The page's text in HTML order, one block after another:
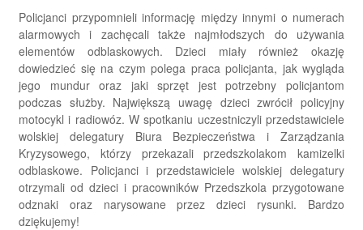
Policjanci przypomnieli informację między innymi o numerach
alarmowych i zachęcali także najmłodszych do używania
elementów odblaskowych. Dzieci miały również okazję
dowiedzieć się na czym polega praca policjanta, jak wygląda
jego mundur oraz jaki sprzęt jest potrzebny policjantom
podczas służby. Największą uwagę dzieci zwrócił policyjny
motocykl i radiowóz. W spotkaniu uczestniczyli przedstawiciele
wolskiej delegatury Biura Bezpieczeństwa i Zarządzania
Kryzysowego, którzy przekazali przedszkolakom kamizelki
odblaskowe. Policjanci i przedstawiciele wolskiej delegatury
otrzymali od dzieci i pracowników Przedszkola przygotowane
odznaki oraz narysowane przez dzieci rysunki. Bardzo
dziękujemy!